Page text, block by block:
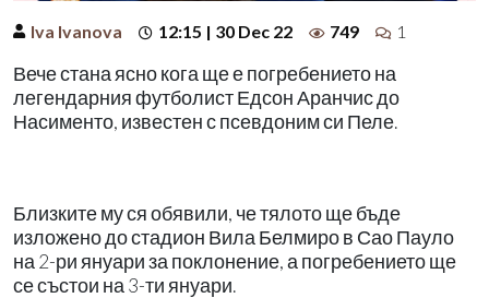
Iva Ivanova 12:15 | 30 Dec 22 749 1
Вече стана ясно кога ще е погребението на
легендарния футболист Едсон Аранчис до
Насименто, известен с псевдоним си Пеле.
Близките му ся обявили, че тялото ще бъде
изложено до стадион Вила Белмиро в Сао Пауло
на 2-ри януари за поклонение, а погребението ще
се състои на 3-ти януари.